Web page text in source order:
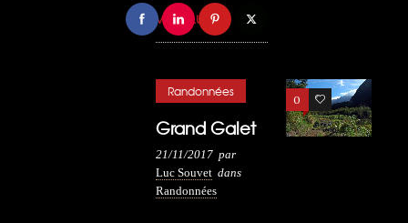
VOIR PLUS
0 2
Randonnées
Grand Galet
21/11/2017 par
Luc Souvet dans
Randonnées